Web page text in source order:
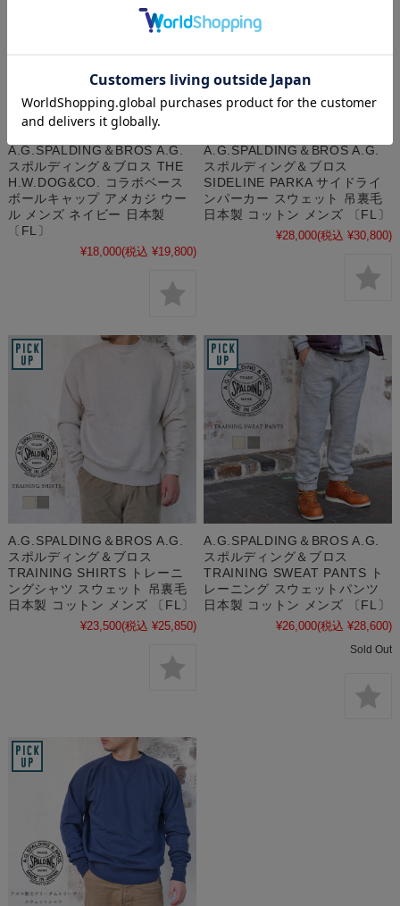
A.G.SPALDING＆BROS A.G.
スポルディング＆ブロス THE
H.W.DOG&CO. コラボベース
ボールキャップ アメカジ ウー
ル メンズ ネイビー 日本製
〔FL〕
¥18,000(税込 ¥19,800)
A.G.SPALDING＆BROS A.G.
スポルディング＆ブロス
SIDELINE PARKA サイドライ
ンパーカー スウェット 吊裏毛
日本製 コットン メンズ 〔FL〕
¥28,000(税込 ¥30,800)
A.G.SPALDING＆BROS A.G.
スポルディング＆ブロス
TRAINING SHIRTS トレーニ
ングシャツ スウェット 吊裏毛
日本製 コットン メンズ 〔FL〕
¥23,500(税込 ¥25,850)
A.G.SPALDING＆BROS A.G.
スポルディング＆ブロス
TRAINING SWEAT PANTS ト
レーニング スウェットパンツ
日本製 コットン メンズ 〔FL〕
¥26,000(税込 ¥28,600)
Sold Out